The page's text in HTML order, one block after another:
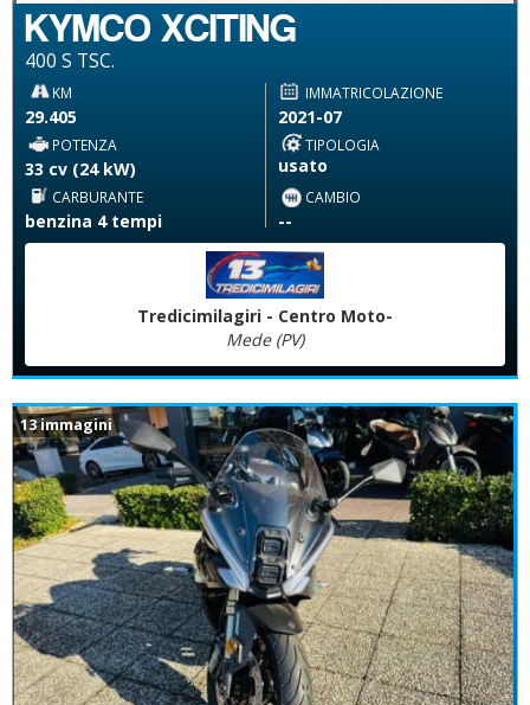
KYMCO XCITING
400 S TSC.
KM
29.405
IMMATRICOLAZIONE
2021-07
POTENZA
33 cv (24 kW)
TIPOLOGIA
usato
CARBURANTE
benzina 4 tempi
CAMBIO
--
Tredicimilagiri - Centro Moto-
Mede (PV)
13 immagini